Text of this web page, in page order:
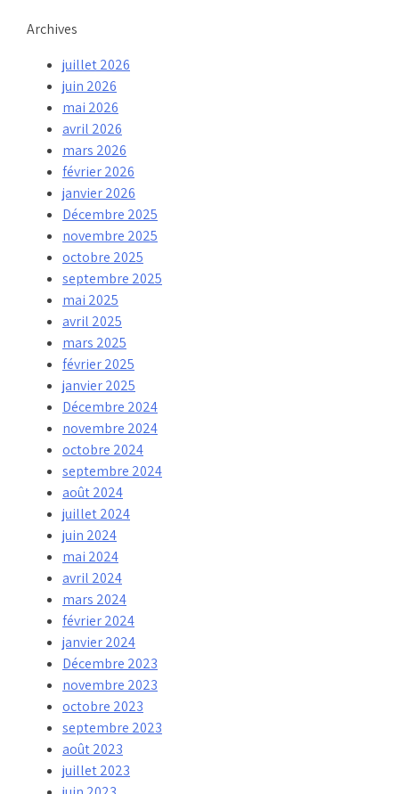
Archives
juillet 2026
juin 2026
mai 2026
avril 2026
mars 2026
février 2026
janvier 2026
Décembre 2025
novembre 2025
octobre 2025
septembre 2025
mai 2025
avril 2025
mars 2025
février 2025
janvier 2025
Décembre 2024
novembre 2024
octobre 2024
septembre 2024
août 2024
juillet 2024
juin 2024
mai 2024
avril 2024
mars 2024
février 2024
janvier 2024
Décembre 2023
novembre 2023
octobre 2023
septembre 2023
août 2023
juillet 2023